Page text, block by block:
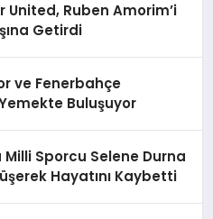
United, Ruben Amorim’i
Getirdi
ve Fenerbahçe
Buluşuyor
Sporcu Selene Durna
Hayatını Kaybetti